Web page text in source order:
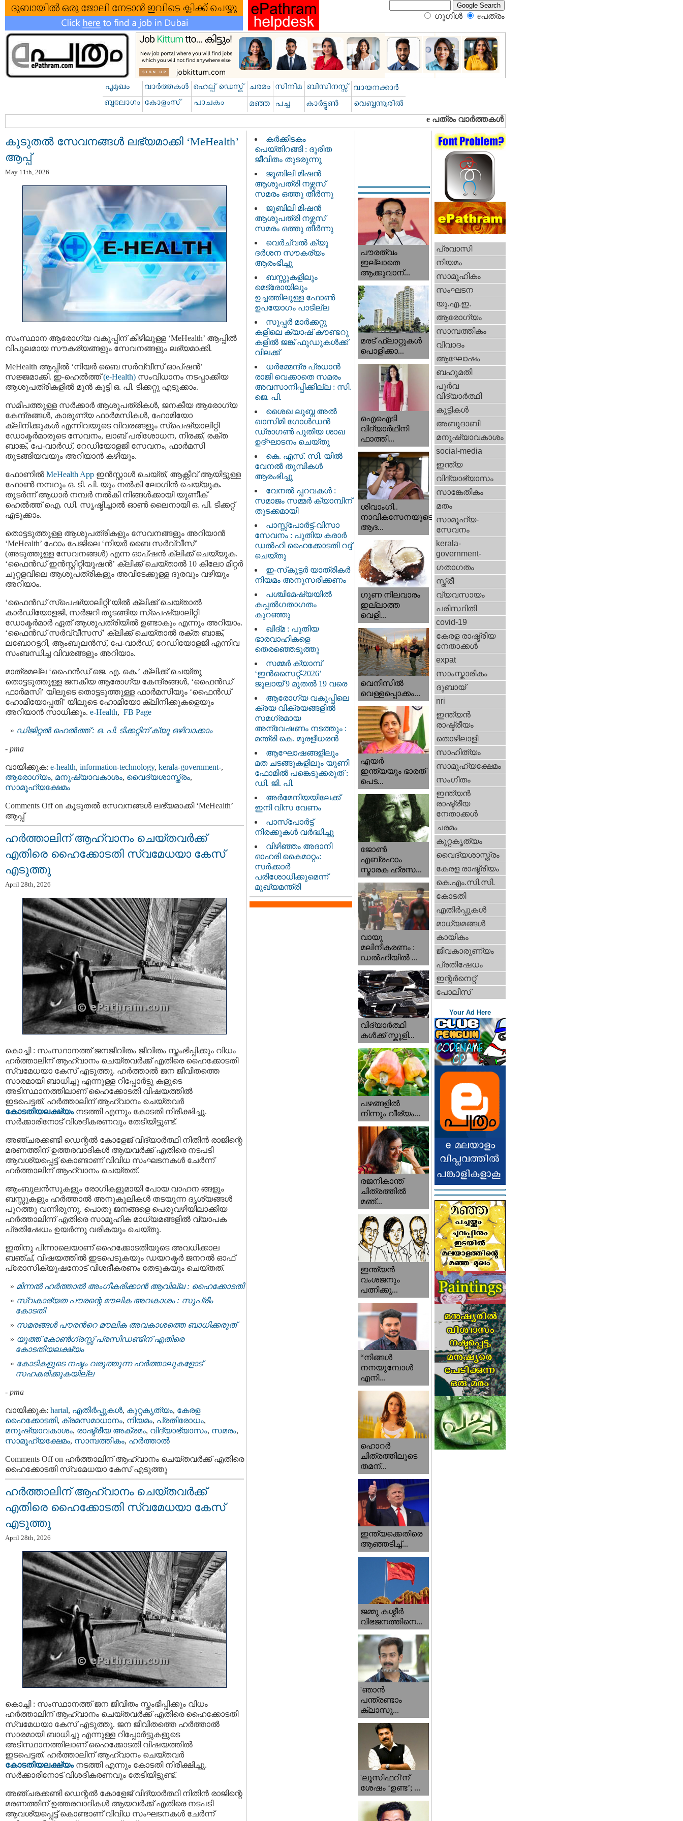
ഗൂഗിള്‍ eപത്രം‍
കൂടുതൽ സേവനങ്ങൾ ലഭ്യമാക്കി ‘MeHealth’
ആപ്പ്
May 11th, 2026
സംസ്ഥാന ആരോഗ്യ വകുപ്പിന് കീഴിലുള്ള ‘MeHealth’ ആപ്പിൽ
വിപുലമായ സൗകര്യങ്ങളും സേവനങ്ങളും ലഭ്യമാക്കി.
MeHealth ആപ്പിൽ ‘നിയർ ബൈ സർവ്വീസ് ഓപ്ഷൻ’
സജ്ജമാക്കി. ഇ-ഹെൽത്ത്(e-Health) സംവിധാനം നടപ്പാക്കിയ
ആശുപത്രികളിൽ മുൻ കൂട്ടി ഒ. പി. ടിക്കറ്റു എടുക്കാം.
സമീപത്തുള്ള സർക്കാർ ആശുപത്രികൾ, ജനകീയ ആരോഗ്യ
കേന്ദ്രങ്ങൾ, കാരുണ്യ ഫാർമസികൾ, ഹോമിയോ
ക്ലിനിക്കുകൾ എന്നിവയുടെ വിവരങ്ങളും സ്‌പെഷ്യാലിറ്റി
ഡോക്ടർമാരുടെ സേവനം, ലാബ് പരിശോധന, നിരക്ക്, രക്ത
ബാങ്ക്, പേ-വാർഡ്, റേഡിയോളജി സേവനം, ഫാർമസി
തുടങ്ങിയവയും അറിയാൻ കഴിയും.
ഫോണിൽ MeHealth App ഇൻസ്റ്റാൾ ചെയ്ത്, ആക്റ്റീവ് ആയിട്ടുള്ള
ഫോൺ നമ്പറും ഒ. ടി. പി. യും നൽകി ലോഗിൻ ചെയ്യുക.
തുടർന്ന് ആധാർ നമ്പർ നൽകി നിങ്ങൾക്കായി യുണീക്
ഹെൽത്ത് ഐ. ഡി. സൃഷ്ടിച്ചാൽ ഓൺ ലൈനായി ഒ. പി. ടിക്കറ്റ്
എടുക്കാം.
തൊട്ടടുത്തുള്ള ആശുപത്രികളും സേവനങ്ങളും അറിയാൻ
‘MeHealth’ ഹോം പേജിലെ ‘നിയർ ബൈ സർവ്വീസ്’
(അടുത്തുള്ള സേവനങ്ങൾ) എന്ന ഓപ്ഷൻ ക്ലിക്ക് ചെയ്യുക.
‘ഫൈൻഡ് ഇൻസ്റ്റിറ്റിയൂഷൻ’ ക്ലിക്ക് ചെയ്താൽ 10 കിലോ മീറ്റർ
ചുറ്റളവിലെ ആശുപത്രികളും അവിടേക്കുള്ള ദൂരവും വഴിയും
അറിയാം.
‘ഫൈൻഡ് സ്‌പെഷ്യാലിറ്റി’യിൽ ക്ലിക്ക് ചെയ്‌താൽ
കാർഡിയോളജി, സർജറി തുടങ്ങിയ സ്‌പെഷ്യാലിറ്റി
ഡോക്ടർമാർ ഏത് ആശുപത്രിയിൽ ഉണ്ടാകും എന്നും അറിയാം.
‘ഫൈൻഡ് സർവ്വീസസ്’ ക്ലിക്ക് ചെയ്‌താൽ രക്ത ബാങ്ക്,
ലബോറട്ടറി, ആംബുലൻസ്, പേ-വാർഡ്, റേഡിയോളജി എന്നിവ
സംബന്ധിച്ച വിവരങ്ങളും അറിയാം.
മാത്രമല്ല ‘ഫൈൻഡ് ജെ. എ. കെ.’ ക്ലിക്ക് ചെയ്തു
തൊട്ടടുത്തുള്ള ജനകീയ ആരോഗ്യ കേന്ദ്രങ്ങൾ, ‘ഫൈൻഡ്
ഫാർമസി’ യിലൂടെ തൊട്ടടുത്തുള്ള ഫാർമസിയും ‘ഫൈൻഡ്
ഹോമിയോപ്പതി’ യിലൂടെ ഹോമിയോ ക്ലിനിക്കുകളെയും
അറിയാൻ സാധിക്കും. e-Health, FB Page
ഡിജിറ്റൽ ഹെൽത്ത് : ഒ. പി. ടിക്കറ്റിന് ക്യൂ ഒഴിവാക്കാം
- pma
വായിക്കുക: e-health, information-technology, kerala-government-,
ആരോഗ്യം, മനുഷ്യാവകാശം, വൈദ്യശാസ്ത്രം,
സാമൂഹ്യക്ഷേമം
Comments Offon കൂടുതൽ സേവനങ്ങൾ ലഭ്യമാക്കി ‘MeHealth’
ആപ്പ്
ഹര്‍ത്താലിന് ആഹ്വാനം ചെയ്തവര്‍ക്ക്
എതിരെ ഹൈക്കോടതി സ്വമേധയാ കേസ്
എടുത്തു
April 28th, 2026
കൊച്ചി : സംസ്ഥാനത്ത് ജനജീവിതം ജീവിതം സ്തംഭിപ്പിക്കും വിധം
ഹര്‍ത്താലിന് ആഹ്വാനം ചെയ്തവര്‍ക്ക് എതിരെ ഹൈക്കോടതി
സ്വമേധയാ കേസ് എടുത്തു. ഹര്‍ത്താല്‍ ജന ജീവിതത്തെ
സാരമായി ബാധിച്ചു എന്നുള്ള റിപ്പോർട്ടു കളുടെ
അടിസ്ഥാനത്തിലാണ് ഹൈക്കോടതി വിഷയത്തിൽ
ഇടപെട്ടത്. ഹര്‍ത്താലിന് ആഹ്വാനം ചെയ്തവര്‍
കോടതിയലക്ഷ്യംനടത്തി എന്നും കോടതി നിരീക്ഷിച്ചു.
സർക്കാരിനോട് വിശദീകരണവും തേടിയിട്ടുണ്ട്.
അഞ്ചരക്കണ്ടി ഡെന്റൽ കോളേജ് വിദ്യാർത്ഥി നിതിൻ രാജിന്റെ
മരണത്തിന് ഉത്തരവാദികൾ ആയവർക്ക് എതിരെ നടപടി
ആവശ്യപ്പെട്ട് കൊണ്ടാണ് വിവിധ സംഘടനകൾ ചേർന്ന്
ഹർത്താലിന് ആഹ്വാനം ചെയ്തത്.
ആംബുലൻസുകളും രോഗികളുമായി പോയ വാഹന ങ്ങളും
ബസ്സുകളും ഹര്‍ത്താല്‍ അനുകൂലികള്‍ തടയുന്ന ദൃശ്യങ്ങള്‍
പുറത്തു വന്നിരുന്നു. പൊതു ജനങ്ങളെ പെരുവഴിയിലാക്കിയ
ഹര്‍ത്താലിന്ന് എതിരെ സാമൂഹിക മാധ്യമങ്ങളിൽ വ്യാപക
പ്രതിഷേധം ഉയർന്നു വരികയും ചെയ്തു.
ഇതിനു പിന്നാലെയാണ് ഹൈക്കോടതിയുടെ അവധിക്കാല
ബഞ്ച്, വിഷയത്തില്‍ ഇടപെടുകയും ഡയറക്ടര്‍ ജനറല്‍ ഓഫ്
പ്രോസിക്യൂഷനോട് വിശദീകരണം തേടുകയും ചെയ്തത്.
മിന്നല്‍ ഹര്‍ത്താല്‍ അംഗീകരിക്കാന്‍ ആവില്ല : ഹൈക്കോടതി
സ്വകാര്യത പൗരന്റെ മൗലിക അവകാശം : സുപ്രീം
കോടതി
സമരങ്ങൾ പൗരന്‍റെ മൗലിക അവകാശത്തെ ബാധിക്കരുത്‌
യൂത്ത് കോണ്‍ഗ്രസ്സ് പ്രസിഡണ്ടിന് എതിരെ
കോടതിയലക്ഷ്യം
കോടികളുടെ നഷ്ടം വരുത്തുന്ന ഹര്‍ത്താലുകളോട്
സഹകരിക്കുകയില്ല
- pma
വായിക്കുക: hartal, എതിര്‍പ്പുകള്‍, കുറ്റകൃത്യം, കേരള
ഹൈക്കോടതി, ക്രമസമാധാനം, നിയമം, പ്രതിരോധം,
മനുഷ്യാവകാശം, രാഷ്ട്രീയ അക്രമം, വിദ്യാഭ്യാസം, സമരം,
സാമൂഹ്യക്ഷേമം, സാമ്പത്തികം, ഹര്‍ത്താല്‍
Comments Offon ഹര്‍ത്താലിന് ആഹ്വാനം ചെയ്തവര്‍ക്ക് എതിരെ
ഹൈക്കോടതി സ്വമേധയാ കേസ് എടുത്തു
ഹര്‍ത്താലിന് ആഹ്വാനം ചെയ്തവര്‍ക്ക്
എതിരെ ഹൈക്കോടതി സ്വമേധയാ കേസ്
എടുത്തു
April 28th, 2026
കൊച്ചി : സംസ്ഥാനത്ത് ജന ജീവിതം സ്തംഭിപ്പിക്കും വിധം
ഹര്‍ത്താലിന് ആഹ്വാനം ചെയ്തവര്‍ക്ക് എതിരെ ഹൈക്കോടതി
സ്വമേധയാ കേസ് എടുത്തു. ജന ജീവിതത്തെ ഹര്‍ത്താല്‍
സാരമായി ബാധിച്ചു എന്നുള്ള റിപ്പോർട്ടുകളുടെ
അടിസ്ഥാനത്തിലാണ് ഹൈക്കോടതി വിഷയത്തിൽ
ഇടപെട്ടത്. ഹര്‍ത്താലിന് ആഹ്വാനം ചെയ്തവര്‍
കോടതിയലക്ഷ്യംനടത്തി എന്നും കോടതി നിരീക്ഷിച്ചു.
സർക്കാരിനോട് വിശദീകരണവും തേടിയിട്ടുണ്ട്.
അഞ്ചരക്കണ്ടി ഡെന്റൽ കോളേജ് വിദ്യാർത്ഥി നിതിൻ രാജിന്റെ
മരണത്തിന് ഉത്തരവാദികൾ ആയവർക്ക് എതിരെ നടപടി
ആവശ്യപ്പെട്ട് കൊണ്ടാണ് വിവിധ സംഘടനകൾ ചേർന്ന്
കർക്കിടകം
പെയ്തിറങ്ങി : ദുരിത
ജീവിതം തുടരുന്നു
ജൂബിലി മിഷൻ
ആശുപത്രി നഴ്സസ്
സമരം ഒത്തു തീർന്നു
ജൂബിലി മിഷൻ
ആശുപത്രി നഴ്സസ്
സമരം ഒത്തു തീർന്നു
വെര്‍ച്വല്‍ ക്യൂ
ദര്‍ശന സൗകര്യം
ആരംഭിച്ചു
ബസ്സുകളിലും
മെട്രോയിലും
ഉച്ചത്തിലുള്ള ഫോൺ
ഉപയോഗം പാടില്ല
സൂപ്പർ മാർക്കറ്റു
കളിലെ ക്യാഷ് കൗണ്ടറു
കളിൽ ജങ്ക് ഫുഡുകൾക്ക്
വിലക്ക്
ധര്‍മ്മേന്ദ്ര പ്രധാൻ
രാജി വെക്കാതെ സമരം
അവസാനിപ്പിക്കില്ല : സി.
ജെ. പി.
ശൈഖ ലുബ്ന അൽ
ഖാസിമി ഗോൾഡൻ
ഡ്രാഗൺ പുതിയ ശാഖ
ഉദ്ഘാടനം ചെയ്തു
കെ. എസ്. സി. യിൽ
വേനൽ തുമ്പികൾ
ആരംഭിച്ചു
വേനൽ പ്പറവകൾ :
സമാജം സമ്മർ ക്യാമ്പിന്
തുടക്കമായി
പാസ്സ്പോർട്ട്-വിസാ
സേവനം : പുതിയ കരാർ
ഡൽഹി ഹൈക്കോടതി റദ്ദ്
ചെയ്തു
ഇ-സ്‌കൂട്ടർ യാത്രികർ
നിയമം അനുസരിക്കണം
പശ്ചിമേഷ്യയിൽ
കപ്പൽഗതാഗതം
കുറഞ്ഞു
ഖിദ്മ : പുതിയ
ഭാരവാഹികളെ
തെരഞ്ഞെടുത്തു
സമ്മർ ക്യാമ്പ്
‘ഇൻസൈറ്റ്-2026’
ജൂലായ് 9 മുതൽ 19 വരെ
ആരോഗ്യ വകുപ്പിലെ
ക്രയ വിക്രയങ്ങളിൽ
സമഗ്രമായ
അന്വേഷണം നടത്തും :
മന്ത്രി കെ. മുരളീധരൻ
ആഘോഷങ്ങളിലും
മത ചടങ്ങുകളിലും യൂണി
ഫോമിൽ പങ്കെടുക്കരുത് :
ഡി. ജി. പി.
അർമേനിയയിലേക്ക്
ഇനി വിസ വേണം
പാസ്‌പോർട്ട്
നിരക്കുകൾ വർദ്ധിച്ചു
വിഴിഞ്ഞം അദാനി
ഓഹരി കൈമാറ്റം:
സർക്കാർ
പരിശോധിക്കുമെന്ന്
മുഖ്യമന്ത്രി
പൗരത്വം
ഇല്ലാതെ
ആക്കുവാന്...
മരട് ഫ്ലാറ്റുകൾ
പൊളിക്കാ...
ഐഐടി
വിദ്യാര്‍ഥിനി
ഫാത്തി...
ശിവാംഗി..
നാവികസേനയുടെ
ആദ...
ഗുണ നിലവാരം
ഇല്ലാത്ത
വെളി...
വെനീസില്‍
വെള്ളപ്പൊക്കം...
എയര്‍
ഇന്ത്യയും ഭാരത്
പെട...
ജോണ്‍
എബ്രഹാം
സ്മാരക ഹ്രസ...
വായു
മലിനീകരണം :
ഡൽഹിയിൽ ...
വിദ്യാർത്ഥി
കൾക്ക് സ്കൂളി...
പഴങ്ങളില്‍
നിന്നും വീര്യം...
രജനികാന്ത്
ചിത്രത്തിൽ
മഞ്...
ഇന്ത്യൻ
വംശജനും
പത്നിക്കു...
“നിങ്ങള്‍
നനയുമ്പോള്‍
എനി...
ഹൊറര്‍
ചിത്രത്തിലൂടെ
തമന്...
ഇന്ത്യക്കെതിരെ
ആഞ്ഞടിച്ച്...
ജമ്മു കശ്മീ‍ർ
വിഭജനത്തിനെ...
'ഞാന്‍
പന്ത്രണ്ടാം
ക്ലാസു...
'ലൂസിഫറി'ന്
ശേഷം ‘ഉണ്ട’; ...
പ്രവാസി
നിയമം
സാമൂഹികം
സംഘടന
യു.എ.ഇ.
ആരോഗ്യം
സാമ്പത്തികം
വിവാദം
ആഘോഷം
ബഹുമതി
പൂര്‍വ
വിദ്യാര്‍ത്ഥി
കുട്ടികള്‍
അബുദാബി
മനുഷ്യാവകാശം
social-media
ഇന്ത്യ
വിദ്യാഭ്യാസം
സാങ്കേതികം
മതം
സാമൂഹ്യ-
സേവനം
kerala-
government-
ഗതാഗതം
സ്ത്രീ
വ്യവസായം
പരിസ്ഥിതി
covid-19
കേരള രാഷ്ട്രീയ
നേതാക്കള്‍
expat
സാംസ്കാരികം
ദുബായ്‌
nri
ഇന്ത്യന്‍
രാഷ്ട്രീയം
തൊഴിലാളി
സാഹിത്യം
സാമൂഹ്യക്ഷേമം
സംഗീതം
ഇന്ത്യന്‍
രാഷ്ട്രീയ
നേതാക്കള്‍
ചരമം
കുറ്റകൃത്യം
വൈദ്യശാസ്ത്രം
കേരള രാഷ്ട്രീയം
കെ.എം.സി.സി.
കോടതി
എതിര്‍പ്പുകള്‍
മാധ്യമങ്ങള്‍
കായികം
ജീവകാരുണ്യം
പ്രതിഷേധം
ഇന്റര്‍നെറ്റ്‌
പോലീസ്
Your Ad Here